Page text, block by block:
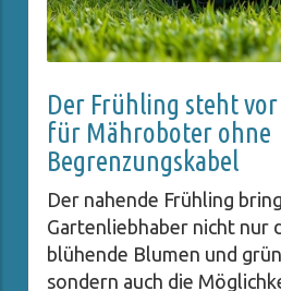
Der Frühling steht
für Mähroboter ohne
Begrenzungskabel
Der nahende Frühling
Gartenliebhaber nicht nur
blühende Blumen und
sondern auch die